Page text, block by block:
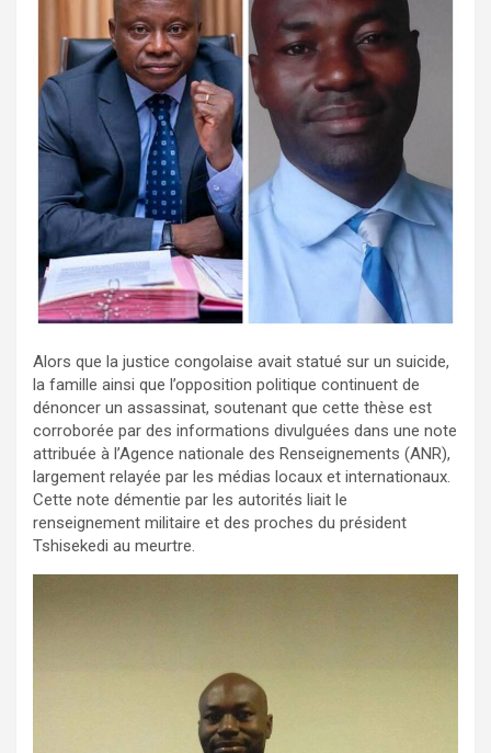
Alors que la justice congolaise avait statué sur un suicide,
la famille ainsi que l’opposition politique continuent de
dénoncer un assassinat, soutenant que cette thèse est
corroborée par des informations divulguées dans une note
attribuée à l’Agence nationale des Renseignements (ANR),
largement relayée par les médias locaux et internationaux.
Cette note démentie par les autorités liait le
renseignement militaire et des proches du président
Tshisekedi au meurtre.